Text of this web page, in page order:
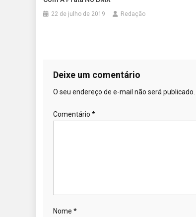
22 de julho de 2019 Redação
Deixe um comentário
O seu endereço de e-mail não será publicado.
Comentário *
Nome *